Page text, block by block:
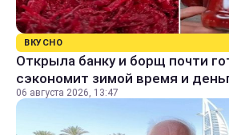
ВКУСНО
Открыла банку и борщ почти
сэкономит зимой время и
06 августа 2026, 13:47